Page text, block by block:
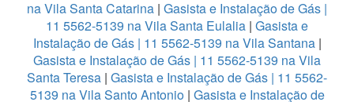
na Vila Santa Catarina | Gasista e Instalação de Gás |
11 5562-5139 na Vila Santa Eulalia | Gasista e
Instalação de Gás | 11 5562-5139 na Vila Santana|
Gasista e Instalação de Gás | 11 5562-5139 na Vila
Santa Teresa | Gasista e Instalação de Gás | 11 5562-
5139 na Vila Santo Antonio| Gasista e Instalação de